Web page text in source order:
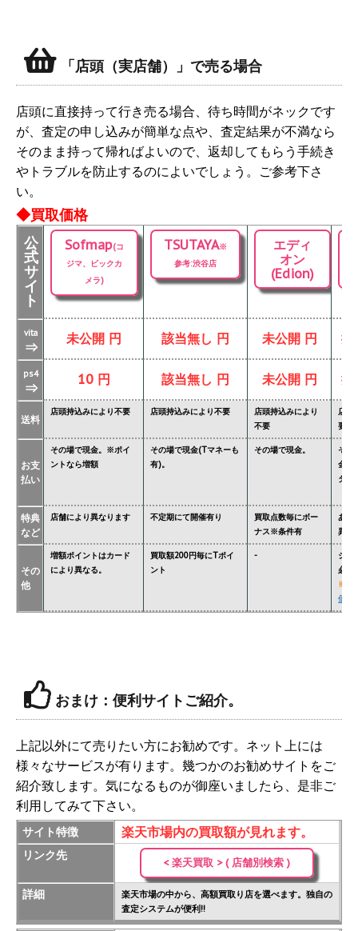
「店頭（実店舗）」で売る場合
店頭に直接持って行き売る場合、待ち時間がネックです
が、査定の申し込みが簡単な点や、査定結果が不満なら
そのまま持って帰ればよいので、返却してもらう手続き
やトラブルを防止するのによいでしょう。ご参考下さ
い。
◆買取価格
公
式
サ
イ
ト
Sofmap(コ
ジマ、ビックカ
メラ)
TSUTAYA※
参考:渋谷店
エディ
オン
(Edion)
vita
⇒ 未公開 円 該当無し 円 未公開 円 掲
ps4
⇒ 10 円 該当無し 円 未公開 円 掲
送料
店頭持込みにより不要 店頭持込みにより不要
店頭持込みにより
不要
店頭
要
お支
払い
その場で現金。※ポイ
ントなら増額
その場で現金(Tマネーも
有)。
その場で現金。
その
金額
ター'
特典
など
店舗により異なります 不定期にて開催有り
買取点数毎にボー
ナス※条件有
あり
異な
その
他
増額ポイントはカード
により異なる。
買取額200円毎にTポイ
ント
-
ジョ
必要
※
価格
おまけ：便利サイトご紹介。
上記以外にて売りたい方にお勧めです。ネット上には
様々なサービスが有ります。幾つかのお勧めサイトをご
紹介致します。気になるものが御座いましたら、是非ご
利用してみて下さい。
サイト特徴 楽天市場内の買取額が見れます。
リンク先
< 楽天買取 > ( 店舗別検索 )
詳細
楽天市場の中から、高額買取り店を選べます。独自の
査定システムが便利!!